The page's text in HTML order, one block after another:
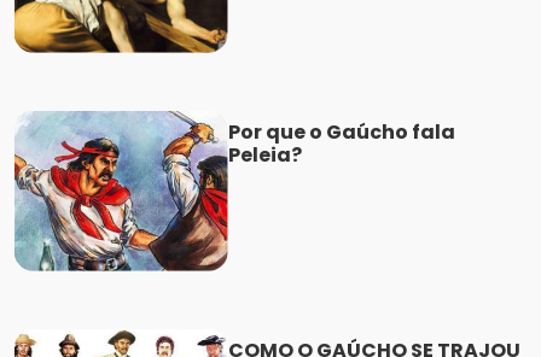
Por que o Gaúcho fala
Peleia?
COMO O GAÚCHO SE TRAJOU